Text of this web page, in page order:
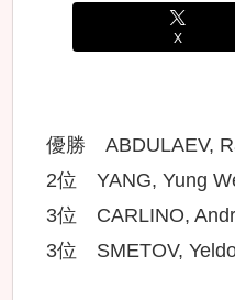
X
優勝 ABDULAEV,
2位 YANG, Yung
3位 CARLINO,
3位 SMETOV,